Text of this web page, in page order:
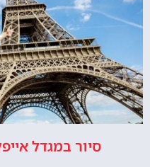
סיור במגדל